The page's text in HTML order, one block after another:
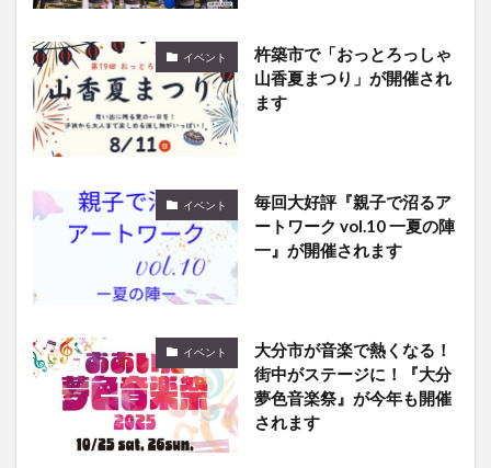
イベント
杵築市で「おっとろっしゃ
山香夏まつり」が開催され
ます
イベント
毎回大好評『親子で沼るア
ートワーク vol.10 一夏の陣
一』が開催されます
イベント
大分市が音楽で熱くなる！
街中がステージに！『大分
夢色音楽祭』が今年も開催
されます